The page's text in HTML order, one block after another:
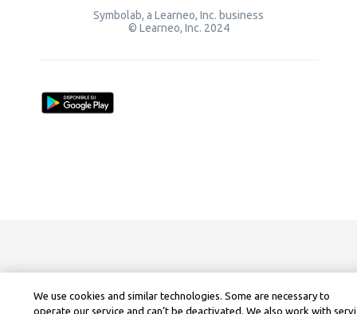
Symbolab, a Learneo, Inc. business
© Learneo, Inc. 2024
We use cookies and similar technologies. Some are necessary to
operate our service and can’t be deactivated. We also work with